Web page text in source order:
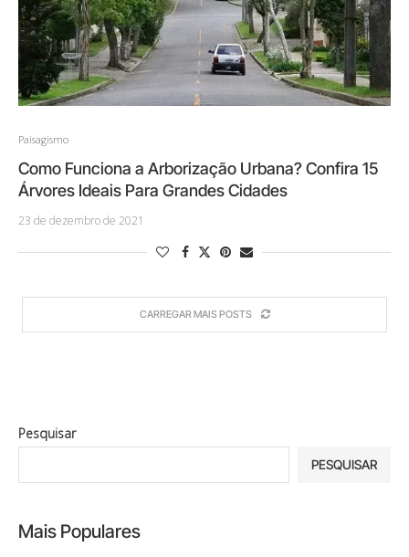
Paisagismo
Como Funciona a Arborização Urbana? Confira 15
Árvores Ideais Para Grandes Cidades
23 de dezembro de 2021
CARREGAR MAIS POSTS
Pesquisar
PESQUISAR
Mais Populares